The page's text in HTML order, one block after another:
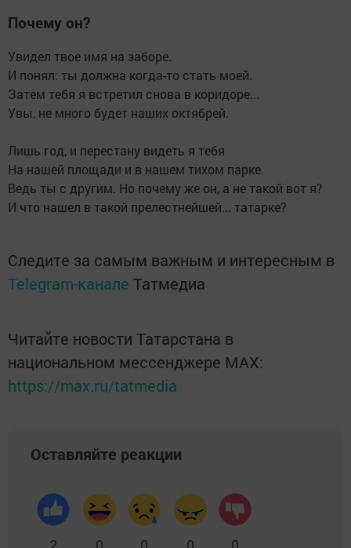
Почему он?
Увидел твое имя на заборе.
И понял: ты должна когда-то стать моей.
Затем тебя я встретил снова в коридоре...
Увы, не много будет наших октябрей.
Лишь год, и перестану видеть я тебя
На нашей площади и в нашем тихом парке.
Ведь ты с другим. Но почему же он, а не такой вот я?
И что нашел в такой прелестнейшей... татарке?
Следите за самым важным и интересным в
Telegram-канале Татмедиа
Читайте новости Татарстана в
национальном мессенджере MАХ:
https://max.ru/tatmedia
Оставляйте реакции